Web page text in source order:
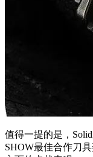
值得一提的是，
SHOW最佳合作刀